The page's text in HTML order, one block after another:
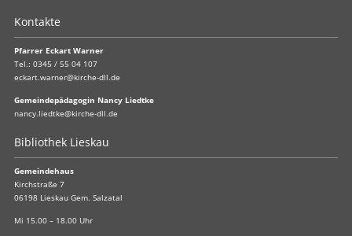
Kontakte
Pfarrer Eckart Warner
Tel.: 0345 / 55 04 107
eckart.warner@kirche-dll.de
Gemeindepädagogin Nancy Liedtke
nancy.liedtke@kirche-dll.de
Bibliothek Lieskau
Gemeindehaus
Kirchstraße 7
06198 Lieskau Gem. Salzatal
Mi 15.00 – 18.00 Uhr